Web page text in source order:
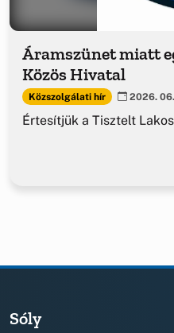
Áramszünet miatt
Közös Hivatal
Közszolgálati hír 2026. 06.
Értesítjük a Tisztelt
Sóly